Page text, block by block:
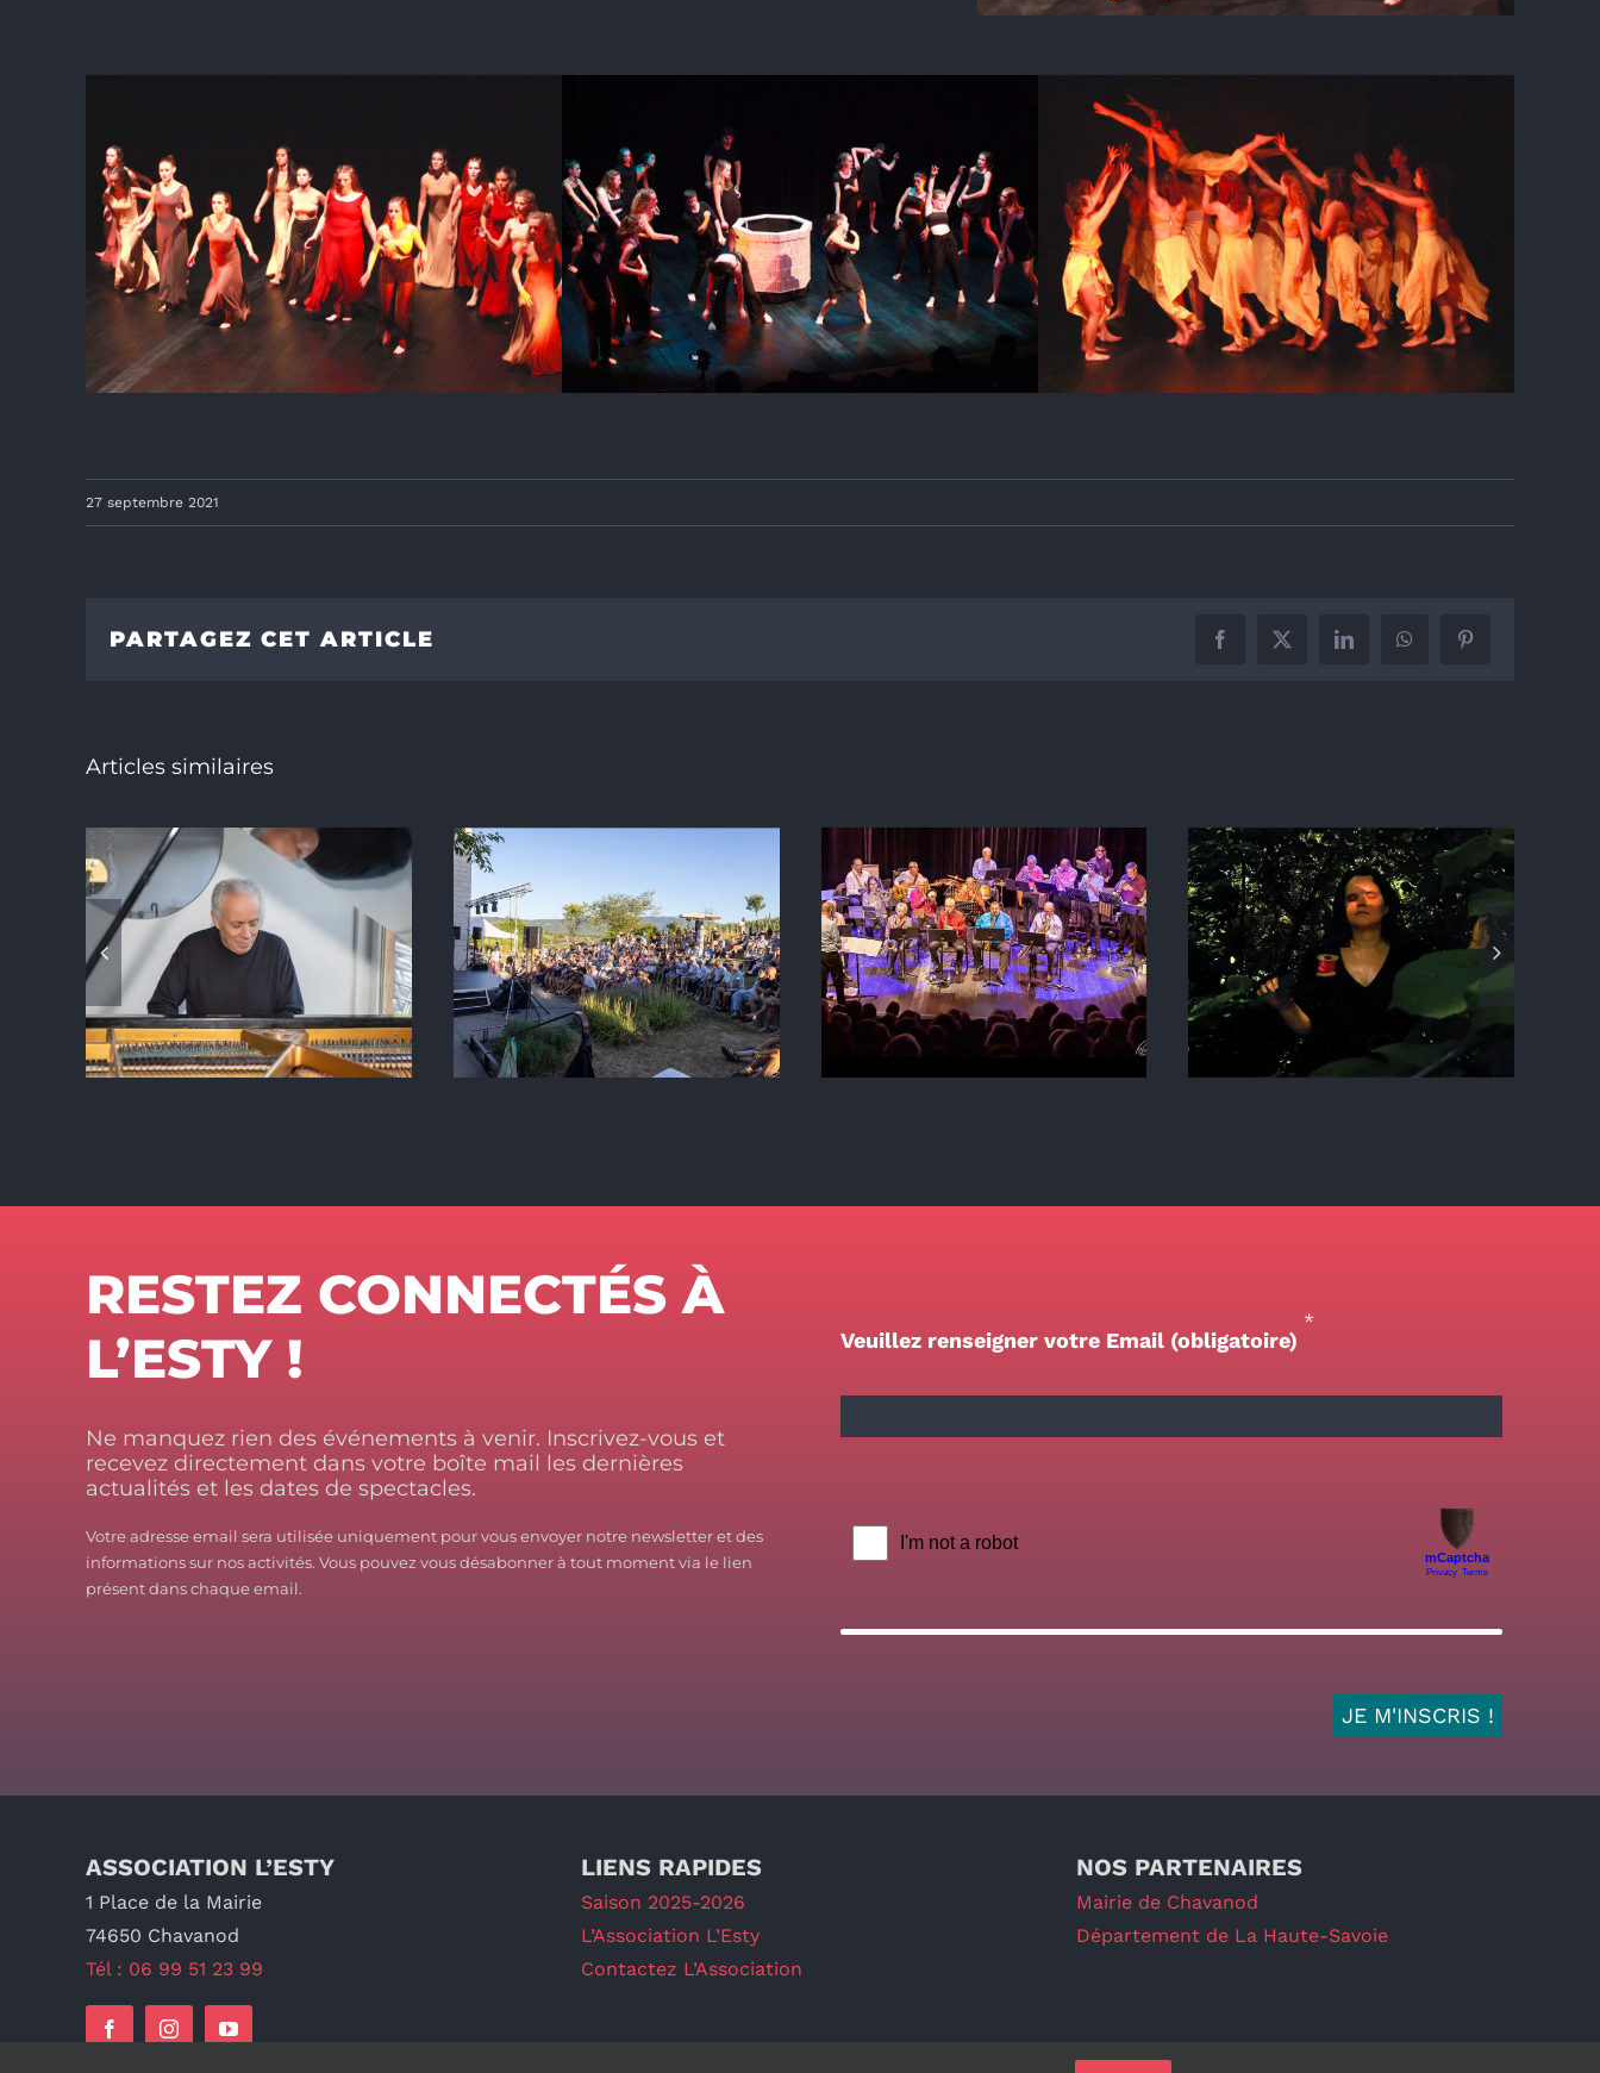
27 septembre 2021
PARTAGEZ CET ARTICLE Facebook
X LinkedInWhatsAppPinterest
Articles similaires
Chava’Rire
BIG BAND D’AIX
LES BAINS
« GILLES, ROLAND
ET MOI » Missonne
« LA CONFUIRENCE
» Cie Le Grillon
électrique
RESTEZ CONNECTÉS À
L’ESTY !
Ne manquez rien des événements à venir. Inscrivez-vous et
recevez directement dans votre boîte mail les dernières
actualités et les dates de spectacles.
Votre adresse email sera utilisée uniquement pour vous envoyer notre newsletter et des
informations sur nos activités. Vous pouvez vous désabonner à tout moment via le lien
présent dans chaque email.
Veuillez renseigner votre Email (obligatoire)
*
ASSOCIATION L’ESTY
1 Place de la Mairie
74650 Chavanod
Tél : 06 99 51 23 99
LIENS RAPIDES
Saison 2025-2026
L’Association L’Esty
Contactez L’Association
NOS PARTENAIRES
Mairie de Chavanod
Département de La Haute-Savoie